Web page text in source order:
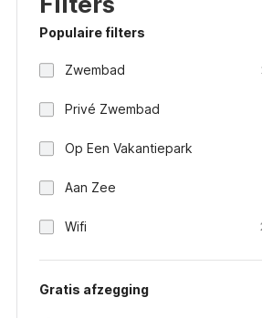
Populaire filters
Zwembad
Privé Zwembad
Op Een Vakantiepark
Aan Zee
Wifi
Gratis afzegging